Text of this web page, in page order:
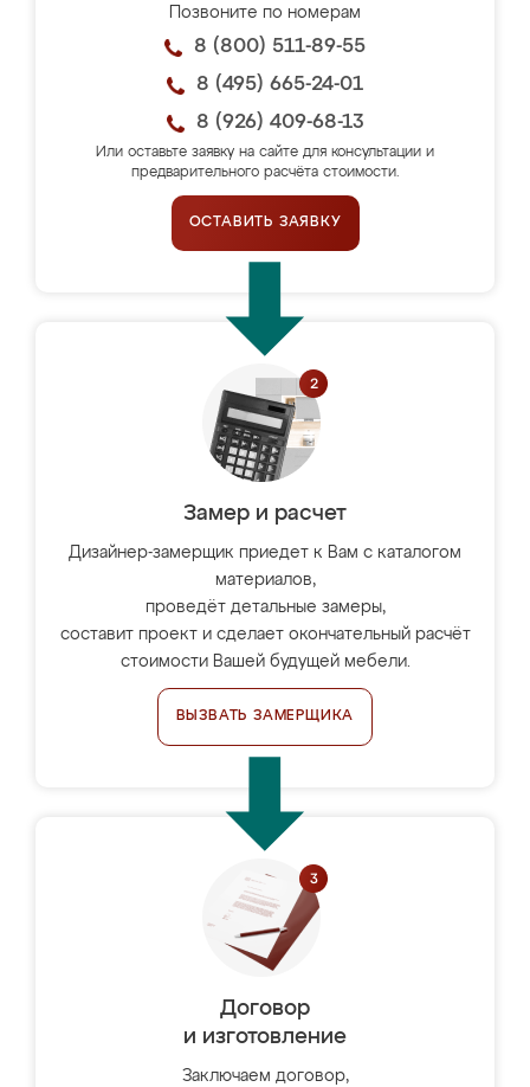
Позвоните по номерам
8 (800) 511-89-55
8 (495) 665-24-01
8 (926) 409-68-13
Или оставьте заявку на сайте для консультации и
предварительного расчёта стоимости.
ОСТАВИТЬ ЗАЯВКУ
Замер и расчет
Дизайнер-замерщик приедет к Вам с каталогом
материалов,
проведёт детальные замеры,
составит проект и сделает окончательный расчёт
стоимости Вашей будущей мебели.
ВЫЗВАТЬ ЗАМЕРЩИКА
Договор
и изготовление
Заключаем договор,